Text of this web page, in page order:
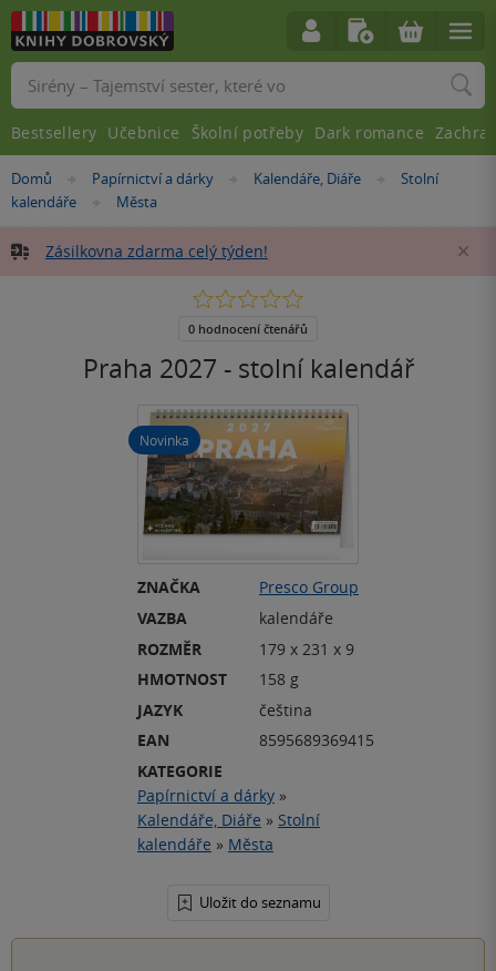
Nacházíte
se
Domů »Papírnictví a dárky »
Kalendáře, Diáře »
Stolní
kalendáře
»
Města
Zásilkovna zdarma celý týden!
Praha 2027 - stolní kalendář
Novinka
ZNAČKA
Presco Group
VAZBA
kalendáře
ROZMĚR
179 x 231 x 9
HMOTNOST
158 g
JAZYK
čeština
EAN
8595689369415
KATEGORIE
Papírnictví a dárky »
Kalendáře, Diáře » Stolní
kalendáře » Města
Uložit do seznamu
0.0
5
0 hodnocení čtenářů
Vyhledávání
Bestsellery Učebnice Školní potřeby Dark romance